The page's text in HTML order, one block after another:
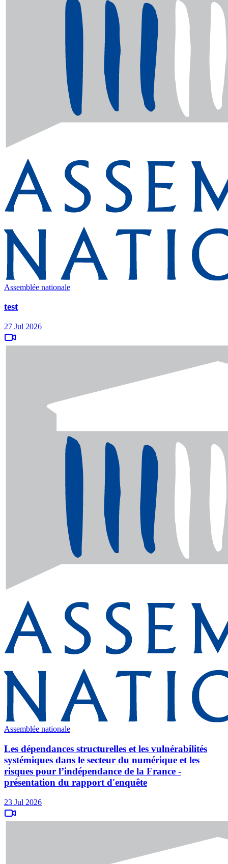
Assemblée nationale
test
27 Jul 2026
Assemblée nationale
Les dépendances structurelles et les vulnérabilités
systémiques dans le secteur du numérique et les
risques pour l’indépendance de la France -
présentation du rapport d'enquête
23 Jul 2026